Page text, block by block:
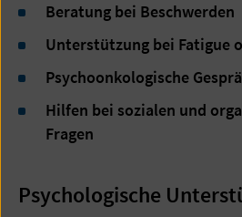
Beratung bei Beschwerden
Unterstützung bei Fatigue
Psychoonkologische
Hilfen bei sozialen und
Fragen
Psychologische